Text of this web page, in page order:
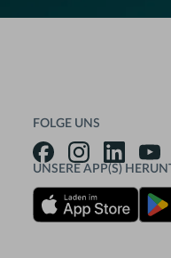
FOLGE UNS
UNSERE APP(S)
Download on the